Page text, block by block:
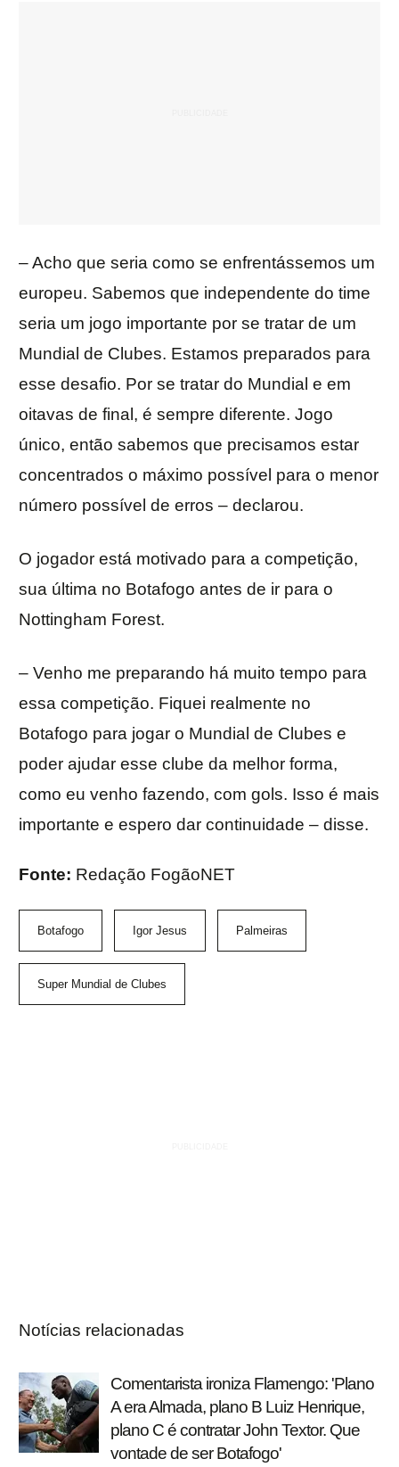
– Acho que seria como se enfrentássemos um
europeu. Sabemos que independente do time
seria um jogo importante por se tratar de um
Mundial de Clubes. Estamos preparados para
esse desafio. Por se tratar do Mundial e em
oitavas de final, é sempre diferente. Jogo
único, então sabemos que precisamos estar
concentrados o máximo possível para o menor
número possível de erros – declarou.
O jogador está motivado para a competição,
sua última no Botafogo antes de ir para o
Nottingham Forest.
– Venho me preparando há muito tempo para
essa competição. Fiquei realmente no
Botafogo para jogar o Mundial de Clubes e
poder ajudar esse clube da melhor forma,
como eu venho fazendo, com gols. Isso é mais
importante e espero dar continuidade – disse.
Fonte: Redação FogãoNET
Botafogo Igor Jesus Palmeiras
Super Mundial de Clubes
Notícias relacionadas
Comentarista ironiza Flamengo: 'Plano
A era Almada, plano B Luiz Henrique,
plano C é contratar John Textor. Que
vontade de ser Botafogo'